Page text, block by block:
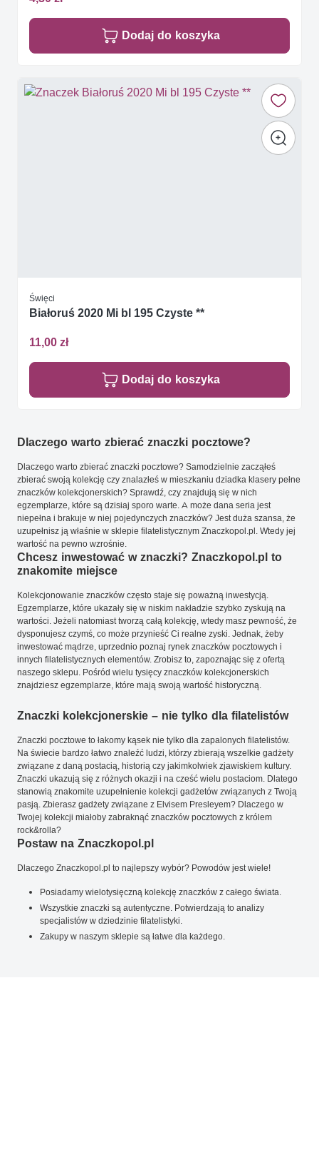
Dodaj do koszyka
Święci
Białoruś 2020 Mi bl 195 Czyste **
11,00 zł
Dodaj do koszyka
Dlaczego warto zbierać znaczki pocztowe?
Dlaczego warto zbierać znaczki pocztowe? Samodzielnie zacząłeś
zbierać swoją kolekcję czy znalazłeś w mieszkaniu dziadka klasery pełne
znaczków kolekcjonerskich? Sprawdź, czy znajdują się w nich
egzemplarze, które są dzisiaj sporo warte. A może dana seria jest
niepełna i brakuje w niej pojedynczych znaczków? Jest duża szansa, że
uzupełnisz ją właśnie w sklepie filatelistycznym Znaczkopol.pl. Wtedy jej
wartość na pewno wzrośnie.
Chcesz inwestować w znaczki? Znaczkopol.pl to
znakomite miejsce
Kolekcjonowanie znaczków często staje się poważną inwestycją.
Egzemplarze, które ukazały się w niskim nakładzie szybko zyskują na
wartości. Jeżeli natomiast tworzą całą kolekcję, wtedy masz pewność, że
dysponujesz czymś, co może przynieść Ci realne zyski. Jednak, żeby
inwestować mądrze, uprzednio poznaj rynek znaczków pocztowych i
innych filatelistycznych elementów. Zrobisz to, zapoznając się z ofertą
naszego sklepu. Pośród wielu tysięcy znaczków kolekcjonerskich
znajdziesz egzemplarze, które mają swoją wartość historyczną.
Znaczki kolekcjonerskie – nie tylko dla filatelistów
Znaczki pocztowe to łakomy kąsek nie tylko dla zapalonych filatelistów.
Na świecie bardzo łatwo znaleźć ludzi, którzy zbierają wszelkie gadżety
związane z daną postacią, historią czy jakimkolwiek zjawiskiem kultury.
Znaczki ukazują się z różnych okazji i na cześć wielu postaciom. Dlatego
stanowią znakomite uzupełnienie kolekcji gadżetów związanych z Twoją
pasją. Zbierasz gadżety związane z Elvisem Presleyem? Dlaczego w
Twojej kolekcji miałoby zabraknąć znaczków pocztowych z królem
rock&rolla?
Postaw na Znaczkopol.pl
Dlaczego Znaczkopol.pl to najlepszy wybór? Powodów jest wiele!
Posiadamy wielotysięczną kolekcję znaczków z całego świata.
Wszystkie znaczki są autentyczne. Potwierdzają to analizy
specjalistów w dziedzinie filatelistyki.
Zakupy w naszym sklepie są łatwe dla każdego.